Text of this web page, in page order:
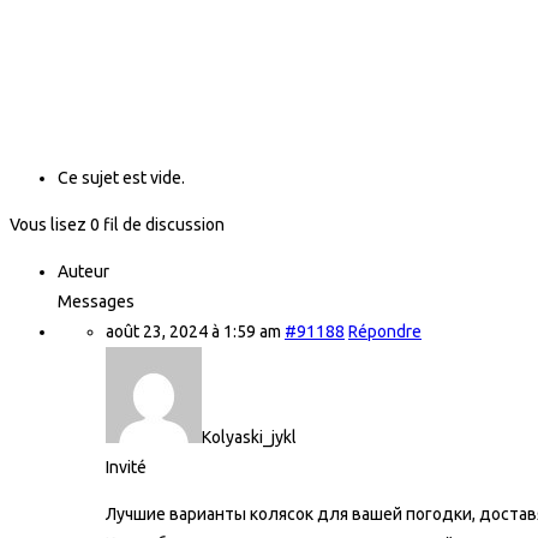
Ce sujet est vide.
Vous lisez 0 fil de discussion
Auteur
Messages
août 23, 2024 à 1:59 am #91188 Répondre
Kolyaski_jykl
Invité
Лучшие варианты колясок для вашей погодки,